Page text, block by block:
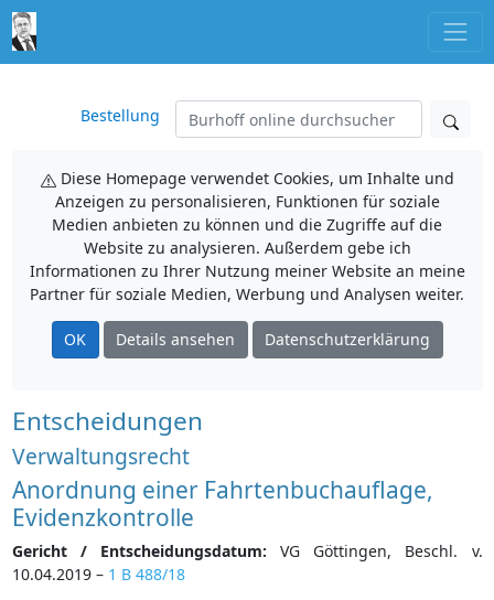
Bestellung
Diese Homepage verwendet Cookies, um Inhalte und
Anzeigen zu personalisieren, Funktionen für soziale
Medien anbieten zu können und die Zugriffe auf die
Website zu analysieren. Außerdem gebe ich
Informationen zu Ihrer Nutzung meiner Website an meine
Partner für soziale Medien, Werbung und Analysen weiter.
OK Details ansehen Datenschutzerklärung
Entscheidungen
Verwaltungsrecht
Anordnung einer Fahrtenbuchauflage,
Evidenzkontrolle
Gericht / Entscheidungsdatum: VG Göttingen, Beschl. v.
10.04.2019 – 1 B 488/18